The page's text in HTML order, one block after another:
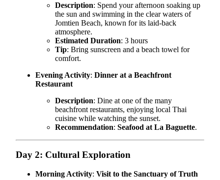
Description: Spend your afternoon soaking up
the sun and swimming in the clear waters of
Jomtien Beach, known for its laid-back
atmosphere.
Estimated Duration: 3 hours
Tip: Bring sunscreen and a beach towel for
comfort.
Evening Activity: Dinner at a Beachfront
Restaurant
Description: Dine at one of the many
beachfront restaurants, enjoying local Thai
cuisine while watching the sunset.
Recommendation: Seafood at La Baguette.
Day 2: Cultural Exploration
Morning Activity: Visit to the Sanctuary of Truth